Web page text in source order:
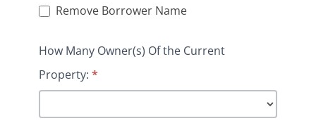
Remove Borrower Name
How Many Owner(s) Of the Current
Property: *